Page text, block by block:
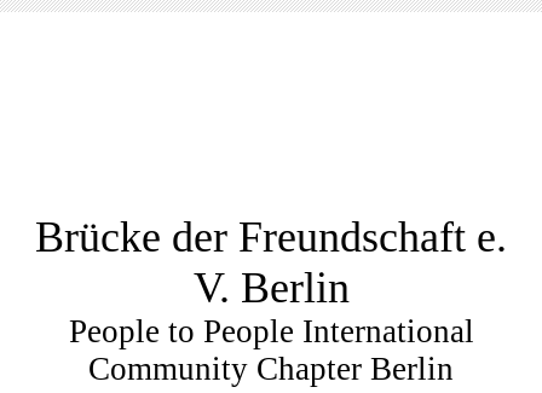
Brücke der Freundschaft e.
V. Berlin
People to People International
Community Chapter Berlin